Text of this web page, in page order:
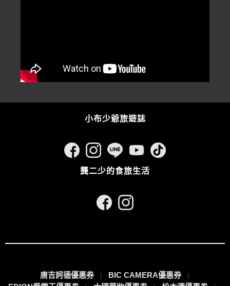
小布少爺旅遊誌
龔二少的食旅生活
唐吉訶德優惠券
BIC CAMERA優惠券